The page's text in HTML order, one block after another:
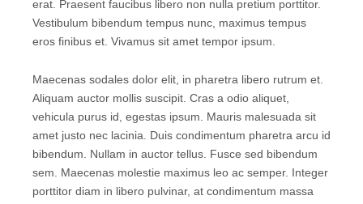
Repponen.
unsplash.com/photos/1CxphuiFS7Y
erat. Praesent faucibus libero non nulla pretium porttitor.
Vestibulum bibendum tempus nunc, maximus tempus
eros finibus et. Vivamus sit amet tempor ipsum.
Maecenas sodales dolor elit, in pharetra libero rutrum et.
Aliquam auctor mollis suscipit. Cras a odio aliquet,
vehicula purus id, egestas ipsum. Mauris malesuada sit
amet justo nec lacinia. Duis condimentum pharetra arcu id
bibendum. Nullam in auctor tellus. Fusce sed bibendum
sem. Maecenas molestie maximus leo ac semper. Integer
porttitor diam in libero pulvinar, at condimentum massa